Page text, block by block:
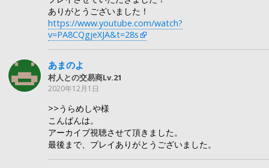
ありがとうございました！
https://www.youtube.com/watch?
v=PA8CQgjeXJA&t=28s
あまのよ
村人との交易商Lv.21
2020年12月1日
>>うらめしや様
こんばんは。
アーカイブ視聴させて頂きました。
最後まで、プレイありがとうございました。